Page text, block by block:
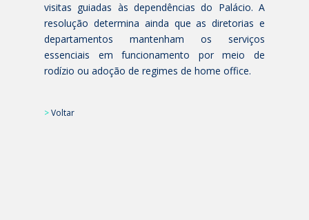
visitas guiadas às dependências do Palácio. A
resolução determina ainda que as diretorias e
departamentos mantenham os serviços
essenciais em funcionamento por meio de
rodízio ou adoção de regimes de home office.
>Voltar